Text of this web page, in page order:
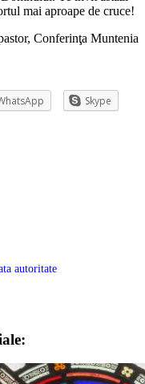
mai aproape de cruce!
Conferinţa Muntenia
Skype
autoritate